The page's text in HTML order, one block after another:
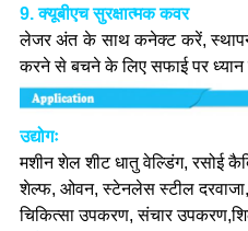
9. क्यूबीएच सुरक्षात्मक कवर
लेजर अंत के साथ कनेक्ट करें,
करने से बचने के लिए सफाई पर ध्यान
उद्योगः
मशीन शेल शीट धातु वेल्डिंग, रसोई
शेल्फ, ओवन, स्टेनलेस स्टील दरवाजा,
चिकित्सा उपकरण, संचार